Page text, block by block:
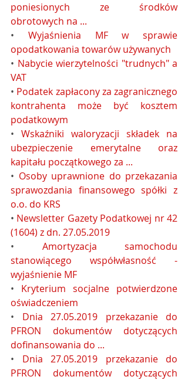
poniesionych ze środków
obrotowych na ...
• Wyjaśnienia MF w sprawie
opodatkowania towarów używanych
• Nabycie wierzytelności "trudnych" a
VAT
• Podatek zapłacony za zagranicznego
kontrahenta może być kosztem
podatkowym
• Wskaźniki waloryzacji składek na
ubezpieczenie emerytalne oraz
kapitału początkowego za ...
• Osoby uprawnione do przekazania
sprawozdania finansowego spółki z
o.o. do KRS
• Newsletter Gazety Podatkowej nr 42
(1604) z dn. 27.05.2019
• Amortyzacja samochodu
stanowiącego współwłasność -
wyjaśnienie MF
• Kryterium socjalne potwierdzone
oświadczeniem
• Dnia 27.05.2019 przekazanie do
PFRON dokumentów dotyczących
dofinansowania do ...
• Dnia 27.05.2019 przekazanie do
PFRON dokumentów dotyczących